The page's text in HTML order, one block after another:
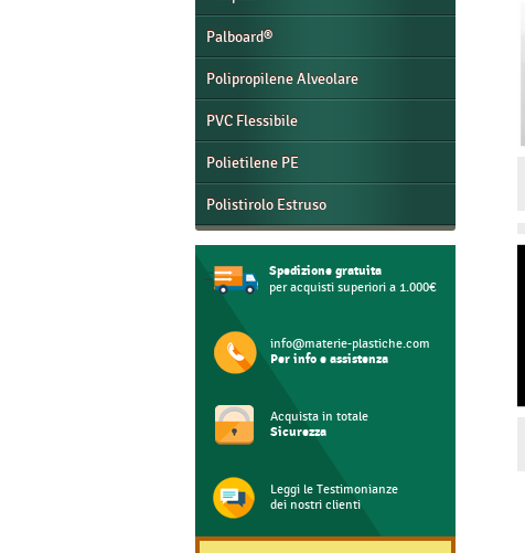
Palboard®
Polipropilene Alveolare
PVC Flessibile
Polietilene PE
Polistirolo Estruso
Spedizione gratuita
per acquisti superiori a 1.000€
info@materie-plastiche.com
Per info e assistenza
Acquista in totale
Sicurezza
Leggi le Testimonianze
dei nostri clienti